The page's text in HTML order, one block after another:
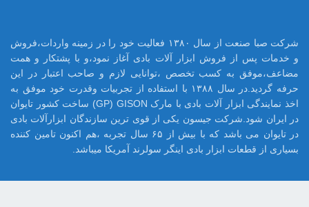
شرکت صبا صنعت از سال ۱۳۸۰ فعالیت خود را در زمینه واردات،فروش
و خدمات پس از فروش ابزار آلات بادی آغاز نمود،و با پشتکار و همت
مضاعف،موفق به کسب تخصص ،توانایی لازم و صاحب اعتبار در این
حرفه گردید.در سال ۱۳۸۸ با استفاده از تجربیات وقدرت خود موفق به
اخذ نمایندگی ابزار آلات بادی با مارک GP) GISON) ساخت کشور تایوان
در ایران شود.شرکت جیسون یکی از قوی ترین سازندگان ابزارآلات بادی
در تایوان می باشد که با بیش از ۶۵ سال تجربه ،هم اکنون تامین کننده
بسیاری از قطعات ابزار بادی اینگر سولرند آمریکا میباشد.